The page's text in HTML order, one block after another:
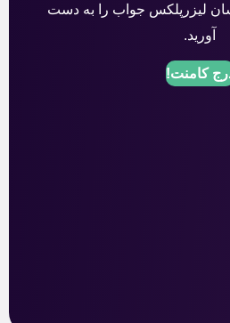
لیزرپلکس جواب را به دست
آورید.
کامنت!